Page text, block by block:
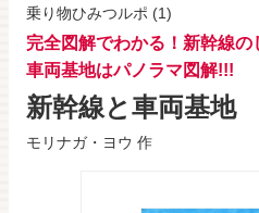
乗り物ひみつルポ (1)
完全図解でわかる！新幹線の
車両基地はパノラマ図解!!!
新幹線と車両基地
モリナガ・ヨウ 作